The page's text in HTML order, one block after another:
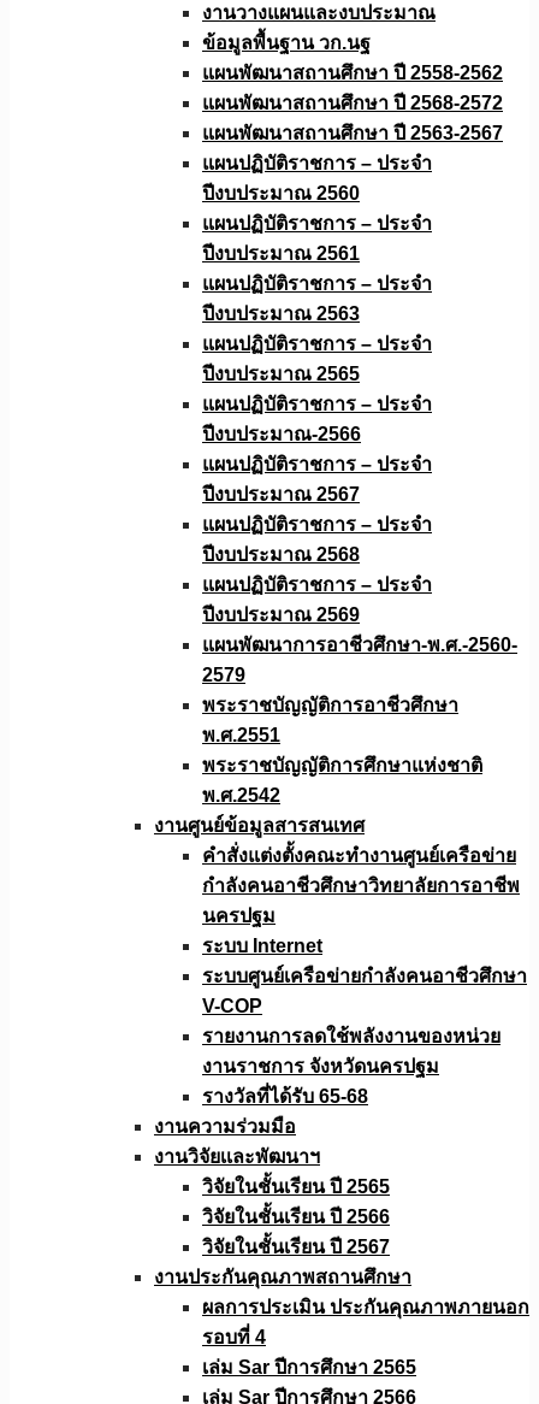
งานวางแผนและงบประมาณ
ข้อมูลพื้นฐาน วก.นฐ
แผนพัฒนาสถานศึกษา ปี 2558-2562
แผนพัฒนาสถานศึกษา ปี 2568-2572
แผนพัฒนาสถานศึกษา ปี 2563-2567
แผนปฏิบัติราชการ – ประจำ
ปีงบประมาณ 2560
แผนปฏิบัติราชการ – ประจำ
ปีงบประมาณ 2561
แผนปฏิบัติราชการ – ประจำ
ปีงบประมาณ 2563
แผนปฏิบัติราชการ – ประจำ
ปีงบประมาณ 2565
แผนปฏิบัติราชการ – ประจำ
ปีงบประมาณ-2566
แผนปฏิบัติราชการ – ประจำ
ปีงบประมาณ 2567
แผนปฏิบัติราชการ – ประจำ
ปีงบประมาณ 2568
แผนปฏิบัติราชการ – ประจำ
ปีงบประมาณ 2569
แผนพัฒนาการอาชีวศึกษา-พ.ศ.-2560-
2579
พระราชบัญญัติการอาชีวศึกษา
พ.ศ.2551
พระราชบัญญัติการศึกษาแห่งชาติ
พ.ศ.2542
งานศูนย์ข้อมูลสารสนเทศ
คำสั่งแต่งตั้งคณะทำงานศูนย์เครือข่าย
กำลังคนอาชีวศึกษาวิทยาลัยการอาชีพ
นครปฐม
ระบบ Internet
ระบบศูนย์เครือข่ายกำลังคนอาชีวศึกษา
V-COP
รายงานการลดใช้พลังงานของหน่วย
งานราชการ จังหวัดนครปฐม
รางวัลที่ได้รับ 65-68
งานความร่วมมือ
งานวิจัยเเละพัฒนาฯ
วิจัยในชั้นเรียน ปี 2565
วิจัยในชั้นเรียน ปี 2566
วิจัยในชั้นเรียน ปี 2567
งานประกันคุณภาพสถานศึกษา
ผลการประเมิน ประกันคุณภาพภายนอก
รอบที่ 4
เล่ม Sar ปีการศึกษา 2565
เล่ม Sar ปีการศึกษา 2566